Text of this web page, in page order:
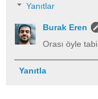
Yanıtlar
Burak Eren
Orası öyle tabi.
Yanıtla